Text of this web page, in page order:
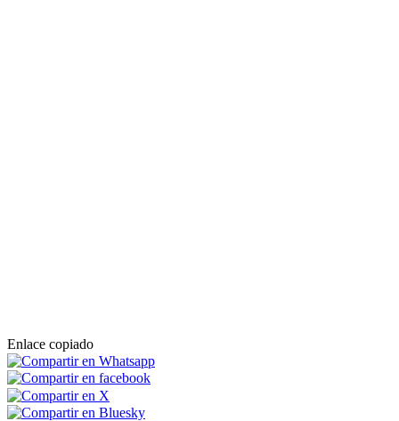
Enlace copiado